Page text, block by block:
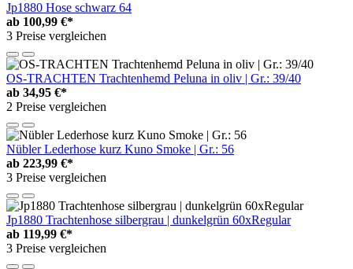
Jp1880 Hose schwarz 64
ab 100,99 €*
3 Preise vergleichen
OS-TRACHTEN Trachtenhemd Peluna in oliv | Gr.: 39/40
ab 34,95 €*
2 Preise vergleichen
Nübler Lederhose kurz Kuno Smoke | Gr.: 56
ab 223,99 €*
3 Preise vergleichen
Jp1880 Trachtenhose silbergrau | dunkelgrün 60xRegular
ab 119,99 €*
3 Preise vergleichen